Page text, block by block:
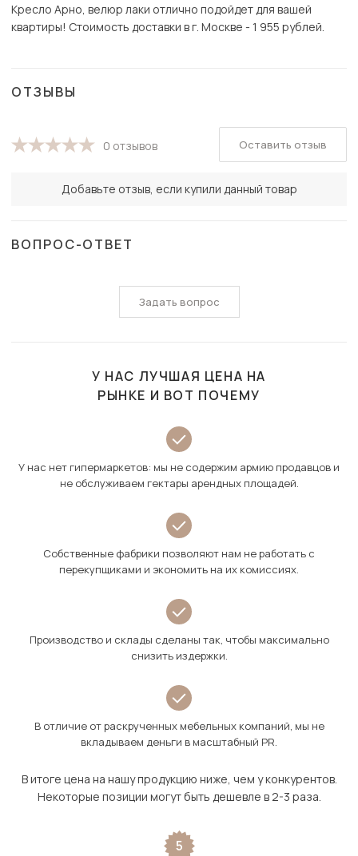
Кресло Арно, велюр лаки отлично подойдет для вашей
квартиры! Стоимость доставки в г. Москве - 1 955 рублей.
ОТЗЫВЫ
0 отзывов
Добавьте отзыв, если купили данный товар
Оставить отзыв
ВОПРОС-ОТВЕТ
Задать вопрос
У НАС ЛУЧШАЯ ЦЕНА НА
РЫНКЕ И ВОТ ПОЧЕМУ
У нас нет гипермаркетов: мы не содержим армию продавцов и
не обслуживаем гектары арендных площадей.
Собственные фабрики позволяют нам не работать с
перекупщиками и экономить на их комиссиях.
Производство и склады сделаны так, чтобы максимально
снизить издержки.
В отличие от раскрученных мебельных компаний, мы не
вкладываем деньги в масштабный PR.
В итоге цена на нашу продукцию ниже, чем у конкурентов.
Некоторые позиции могут быть дешевле в 2-3 раза.
5